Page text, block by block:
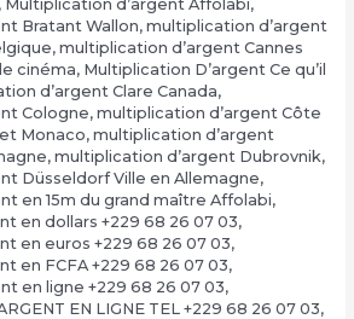
, Multiplication d’argent Affolabi,
Bratant Wallon, multiplication d’argent
, multiplication d’argent Cannes
cinéma, Multiplication D’argent Ce qu’il
d’argent Clare Canada,
Cologne, multiplication d’argent Côte
Monaco, multiplication d’argent
, multiplication d’argent Dubrovnik,
Düsseldorf Ville en Allemagne,
en 15m du grand maître Affolabi,
en dollars +229 68 26 07 03,
en euros +229 68 26 07 03,
en FCFA +229 68 26 07 03,
en ligne +229 68 26 07 03,
EN LIGNE TEL +229 68 26 07 03,